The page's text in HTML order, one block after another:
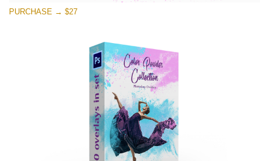
PURCHASE → $27